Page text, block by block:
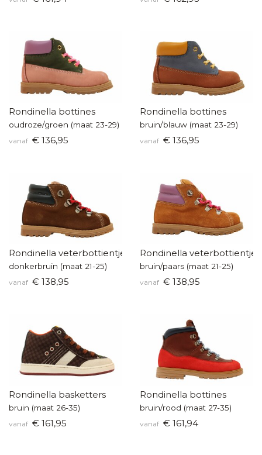
Rondinella bottines
oudroze/groen (maat 23-29)
vanaf € 136,95
Rondinella bottines
bruin/blauw (maat 23-29)
vanaf € 136,95
Rondinella veterbottientje
donkerbruin (maat 21-25)
vanaf € 138,95
Rondinella veterbottientje
bruin/paars (maat 21-25)
vanaf € 138,95
Rondinella basketters
bruin (maat 26-35)
vanaf € 161,95
Rondinella bottines
bruin/rood (maat 27-35)
vanaf € 161,94